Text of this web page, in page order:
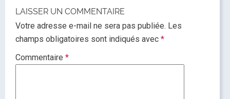
LAISSER UN COMMENTAIRE
Votre adresse e-mail ne sera pas publiée. Les
champs obligatoires sont indiqués avec *
Commentaire *